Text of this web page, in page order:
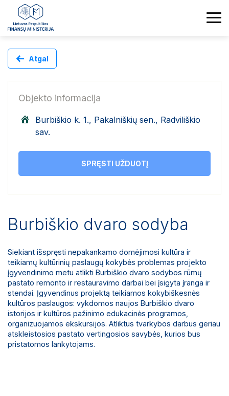
Atgal
Objekto informacija
Burbiškio k. 1., Pakalniškių sen., Radviliškio
sav.
SPRĘSTI UŽDUOTĮ
Burbiškio dvaro sodyba
Siekiant išspręsti nepakankamo domėjimosi kultūra ir
teikiamų kultūrinių paslaugų kokybės problemas projekto
įgyvendinimo metu atlikti Burbiškio dvaro sodybos rūmų
pastato remonto ir restauravimo darbai bei įsigyta įranga ir
stendai. Įgyvendinus projektą teikiamos kokybiškesnės
kultūros paslaugos: vykdomos naujos Burbiškio dvaro
istorijos ir kultūros pažinimo edukacinės programos,
organizuojamos ekskursijos. Atliktus tvarkybos darbus geriau
atskleistosios pastato vertingosios savybės, kurios bus
pristatomos lankytojams.